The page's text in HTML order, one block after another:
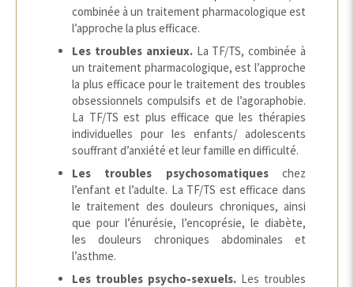
combinée à un traitement pharmacologique est
l’approche la plus efficace.
Les troubles anxieux.La TF/TS, combinée à
un traitement pharmacologique, est l’approche
la plus efficace pour le traitement des troubles
obsessionnels compulsifs et de l’agoraphobie.
La TF/TS est plus efficace que les thérapies
individuelles pour les enfants/ adolescents
souffrant d’anxiété et leur famille en difficulté.
Les troubles psychosomatiqueschez
l’enfant et l’adulte. La TF/TS est efficace dans
le traitement des douleurs chroniques, ainsi
que pour l’énurésie, l’encoprésie, le diabète,
les douleurs chroniques abdominales et
l’asthme.
Les troubles psycho-sexuels. Les troubles